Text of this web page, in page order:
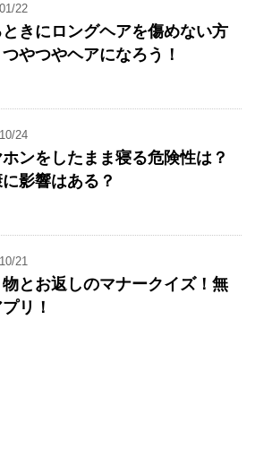
22
きにロングヘアを傷めない方
やつやヘアになろう！
24
ンをしたまま寝る危険性は？
影響はある？
21
とお返しのマナークイズ！無
リ！